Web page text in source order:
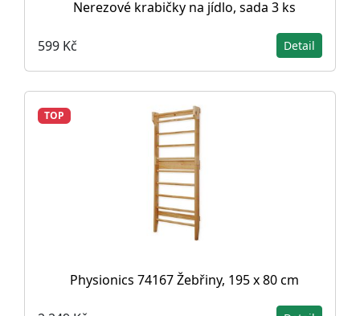
Nerezové krabičky na jídlo, sada 3 ks
599 Kč Detail
TOP
Physionics 74167 Žebřiny, 195 x 80 cm